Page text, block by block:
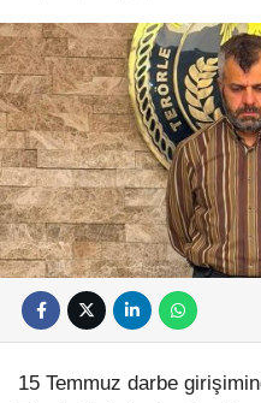
15 Temmuz darbe